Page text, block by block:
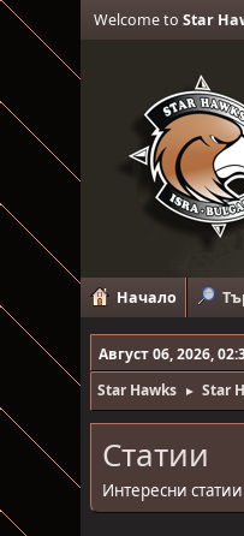
Welcome toStar
Начало
Август 06, 2026,
Star Hawks
► Star
Статии
Интересни